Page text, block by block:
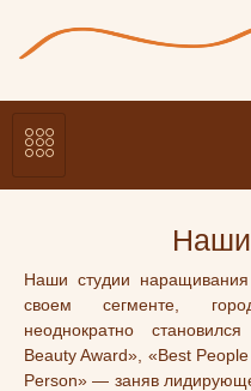
Наши студии
своем сегменте,
неоднократно
Beauty Award», «Best
Person» — заняв